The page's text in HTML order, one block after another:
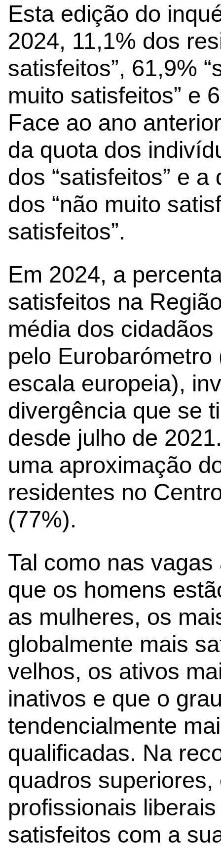
Esta edição do
2024, 11,1% dos
satisfeitos”, 61,9%
muito satisfeitos” e
Face ao ano
da quota dos
dos “satisfeitos” e
dos “não muito
satisfeitos”.
Em 2024, a
satisfeitos na
média dos
pelo
escala europeia),
divergência que se
desde julho de
uma aproximação
residentes no
(77%).
Tal como nas
que os homens
as mulheres, os
globalmente mais
velhos, os ativos
inativos e que o
tendencialmente
qualificadas. Na
quadros
profissionais
satisfeitos com a